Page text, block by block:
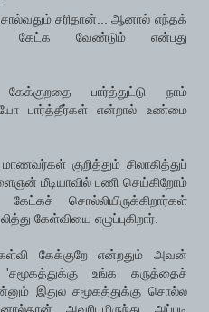
சரிதான்... ஆனால் எந்தக்
கேட்க வேண்டும் என்பது
பார்த்துட்டு நாம்
பார்த்தீர்கள் என்றால் உண்மை
குறித்தும் சிலாகித்துப்
மீடியாவில் பணி செய்கிறோம்
சொல்லியிருக்கிறார்கள்
கேள்வியை எழுப்புகிறார்.
கேக்குறே என்றதும் அவன்
உங்க கருத்தைச்
இதுல சமூகத்துக்கு சொல்ல
அவரிடமிருந்து அப்படி